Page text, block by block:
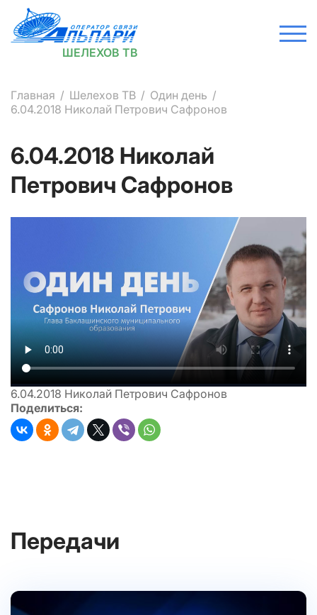
ШЕЛЕХОВ ТВ
Главная Шелехов ТВ
Один день
6.04.2018 Николай Петрович Сафронов
6.04.2018 Николай
Петрович Сафронов
6.04.2018 Николай Петрович Сафронов
Поделиться:
Передачи